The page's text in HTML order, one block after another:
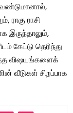
ராசி
இருந்தாலும்,
கேட்டு தெரிந்து
விஷயங்களைக்
வீடுகள் சிறப்பாக